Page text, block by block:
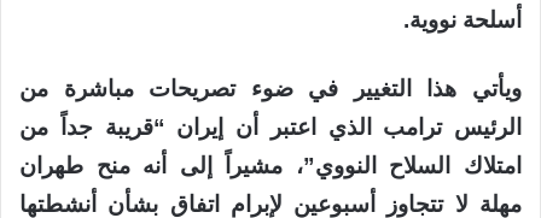
أسلحة نووية.
ويأتي هذا التغيير في ضوء تصريحات مباشرة من
الرئيس ترامب الذي اعتبر أن إيران “قريبة جداً من
امتلاك السلاح النووي”، مشيراً إلى أنه منح طهران
مهلة لا تتجاوز أسبوعين لإبرام اتفاق بشأن أنشطتها